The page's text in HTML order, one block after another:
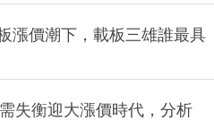
漲價潮下，載板三雄誰最具
失衡迎大漲價時代，分析